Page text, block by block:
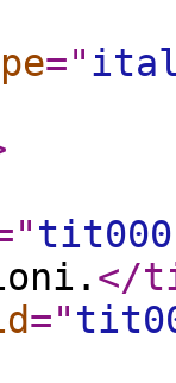
="
</
="